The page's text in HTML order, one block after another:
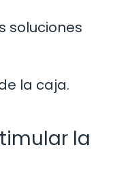
soluciones
la caja.
la